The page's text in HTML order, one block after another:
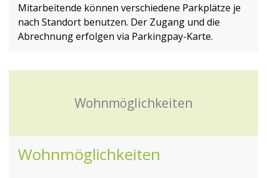
Mitarbeitende können verschiedene Parkplätze je
nach Standort benutzen. Der Zugang und die
Abrechnung erfolgen via Parkingpay-Karte.
Wohnmöglichkeiten
Wohnmöglichkeiten